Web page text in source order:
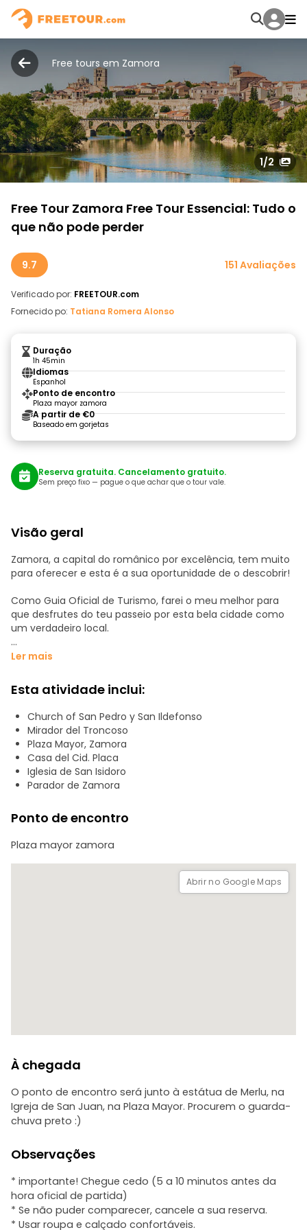
Free tours em Zamora
1/2
Free Tour Zamora Free Tour Essencial: Tudo o
que não pode perder
9.7 151 Avaliações
Verificado por: FREETOUR.com
Fornecido po: Tatiana Romera Alonso
Duração
1h 45min
Idiomas
Espanhol
Ponto de encontro
Plaza mayor zamora
A partir de €0
Baseado em gorjetas
Reserva gratuita. Cancelamento gratuito.
Sem preço fixo — pague o que achar que o tour vale.
Visão geral
Zamora, a capital do românico por excelência, tem muito
para oferecer e esta é a sua oportunidade de o descobrir!
Como Guia Oficial de Turismo, farei o meu melhor para
que desfrutes do teu passeio por esta bela cidade como
um verdadeiro local.
Durante a hora e meia de duração da visita,
descobrir todo o rico património que preservámos nesta
bela cidade.
Começaremos o passeio no coração da cidade, a Plaza
Mayor, junto à estátua de Merlu. À medida que vamos
passando pelo recinto fechado, vamos conhecendo a
história das personagens mais emblemáticas que
deixaram a sua marca na cidade, como Viriato, Doña
Urraca ou o próprio Cid.
gostariam de descobrir a cidade comigo?
Ler mais
Esta atividade inclui:
Church of San Pedro y San Ildefonso
Mirador del Troncoso
Plaza Mayor, Zamora
Casa del Cid. Placa
Iglesia de San Isidoro
Parador de Zamora
Ponto de encontro
Plaza mayor zamora
Abrir no Google Maps
À chegada
O ponto de encontro será junto à estátua de Merlu, na
Igreja de San Juan, na Plaza Mayor. Procurem o guarda-
chuva preto :)
Observações
* importante! Chegue cedo (5 a 10 minutos antes da
hora oficial de partida)
* Se não puder comparecer, cancele a sua reserva.
* Usar roupa e calçado confortáveis.